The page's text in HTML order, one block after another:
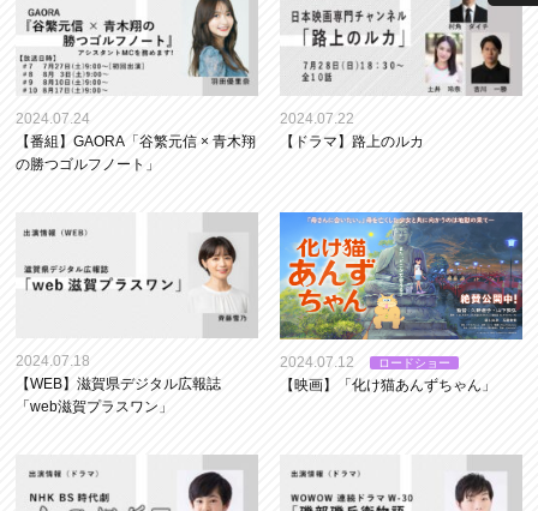
2024.07.24
【番組】GAORA「谷繁元信 × 青木翔
の勝つゴルフノート」
2024.07.22
【ドラマ】路上のルカ
2024.07.18
【WEB】滋賀県デジタル広報誌
「web滋賀プラスワン」
2024.07.12 ロードショー
【映画】「化け猫あんずちゃん」